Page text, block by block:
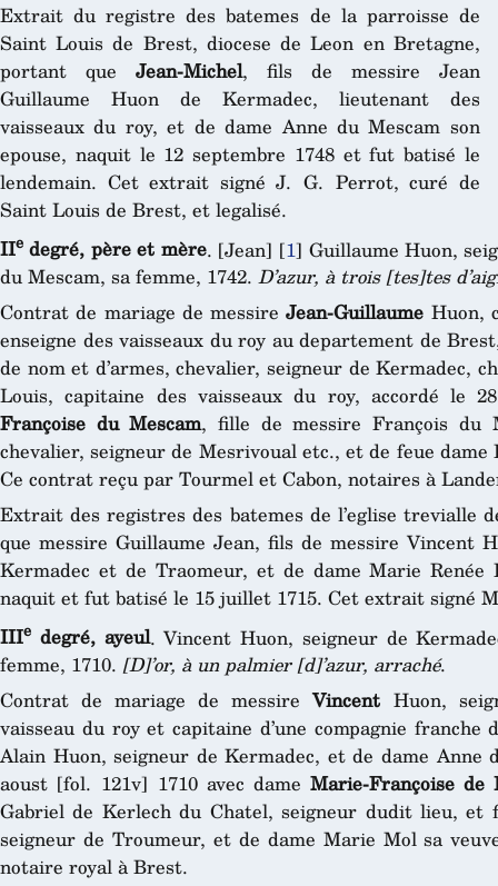
Extrait du registre des batemes de la parroisse de
Saint Louis de Brest, diocese de Leon en Bretagne,
portant que Jean-Michel, fils de messire Jean
Guillaume Huon de Kermadec, lieutenant des
vaisseaux du roy, et de dame Anne du Mescam son
epouse, naquit le 12 septembre 1748 et fut batisé le
lendemain. Cet extrait signé J. G. Perrot, curé de
Saint Louis de Brest, et legalisé.
IIe degré, père et mère. [Jean] [1] Guillaume Huon,
du Mescam, sa femme, 1742. D’azur, à trois [tes]tes
Contrat de mariage de messireJean-Guillaume Huon,
enseigne des vaisseaux du roy au departement de
de nom et d’armes, chevalier, seigneur de Kermadec,
Louis, capitaine des vaisseaux du roy, accordé le
Françoise du Mescam, fille de messire François du
chevalier, seigneur de Mesrivoual etc., et de feue dame
Ce contrat reçu par Tourmel et Cabon, notaires à
Extrait des registres des batemes de l’eglise trevialle
que messire Guillaume Jean, fils de messire Vincent
Kermadec et de Traomeur, et de dame Marie Renée
naquit et fut batisé le 15 juillet 1715. Cet extrait signé
IIIe degré, ayeul. Vincent Huon, seigneur de
femme, 1710. [D]’or, à un palmier [d]’azur, arraché.
Contrat de mariage de messireVincent Huon,
vaisseau du roy et capitaine d’une compagnie
Alain Huon, seigneur de Kermadec, et de dame Anne
aoust [fol. 121v] 1710 avec dame Marie-Françoise de
Gabriel de Kerlech du Chatel, seigneur dudit lieu, et
seigneur de Troumeur, et de dame Marie Mol sa
notaire royal à Brest.